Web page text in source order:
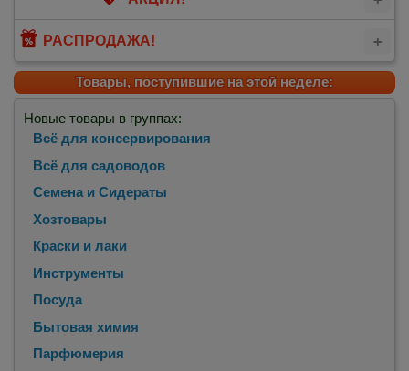
РАСПРОДАЖА!
Товары, поступившие на этой неделе:
Новые товары в группах:
Всё для консервирования
Всё для садоводов
Семена и Сидераты
Хозтовары
Краски и лаки
Инструменты
Посуда
Бытовая химия
Парфюмерия